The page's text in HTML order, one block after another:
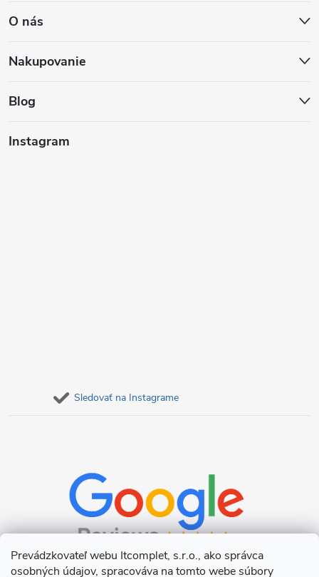
Prevádzkovateľ webu Itcomplet, s.r.o., ako správca
osobných údajov, spracováva na tomto webe súbory
p
ä
O nás
Nakupovanie
Blog
Instagram
Sledovať na Instagrame